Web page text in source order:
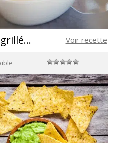
Tartine de légumes grillés à l’huile d’olive Voir recette